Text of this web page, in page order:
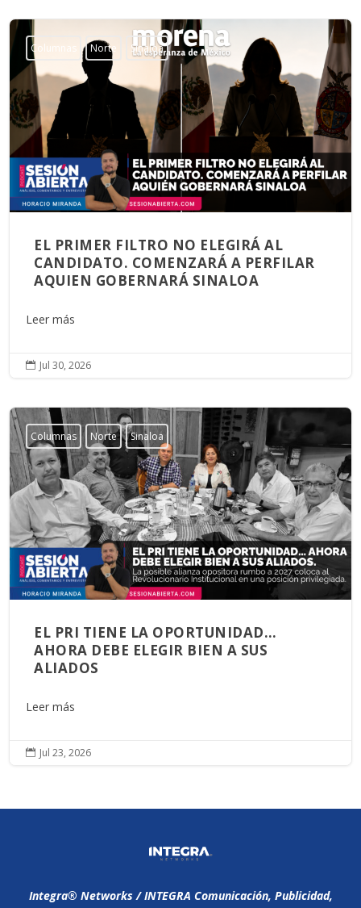
Columnas Norte Sinaloa
EL PRIMER FILTRO NO ELEGIRÁ AL
CANDIDATO. COMENZARÁ A PERFILAR
AQUIEN GOBERNARÁ SINALOA
Leer más
 Jul 30, 2026
Columnas Norte Sinaloa
EL PRI TIENE LA OPORTUNIDAD…
AHORA DEBE ELEGIR BIEN A SUS
ALIADOS
Leer más
 Jul 23, 2026
Integra®️ Networks / INTEGRA Comunicación, Publicidad,